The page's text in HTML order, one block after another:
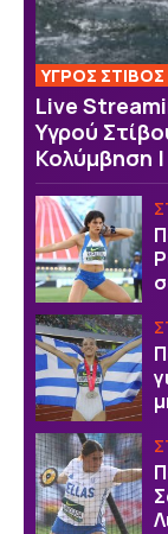
ΥΓΡΟΣ ΣΤΙΒΟΣ
Live
Υγρού
Κολύμβηση |